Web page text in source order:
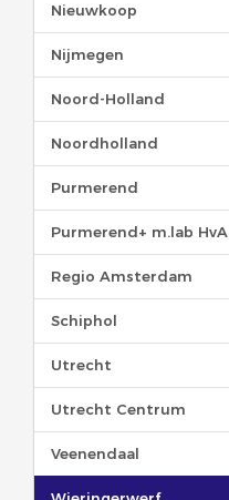
Nieuwkoop
Nijmegen
Noord-Holland
Noordholland
Purmerend
Purmerend+ m.lab HvA
Regio Amsterdam
Schiphol
Utrecht
Utrecht Centrum
Veenendaal